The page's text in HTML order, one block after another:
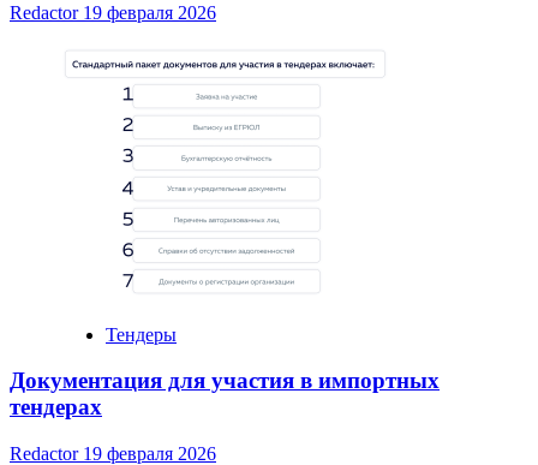
Redactor 19 февраля 2026
Тендеры
Документация для участия в импортных
тендерах
Redactor 19 февраля 2026